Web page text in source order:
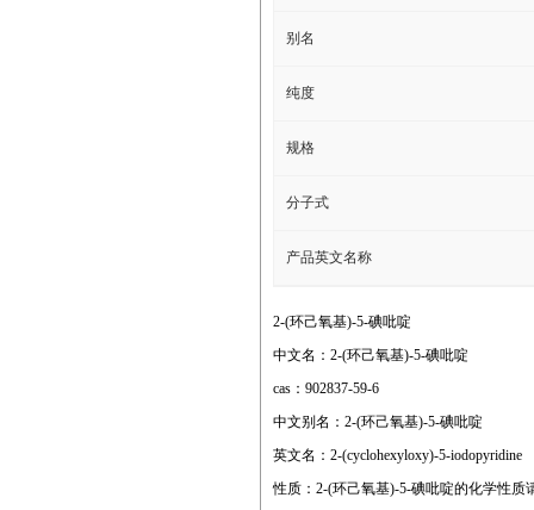
别名
纯度
规格
分子式
产品英文名称
2-(环己氧基)-5-碘吡啶
中文名：2-(环己氧基)-5-碘吡啶
cas：902837-59-6
中文别名：2-(环己氧基)-5-碘吡啶
英文名：2-(cyclohexyloxy)-5-iodopyridine
性质：2-(环己氧基)-5-碘吡啶的化学性